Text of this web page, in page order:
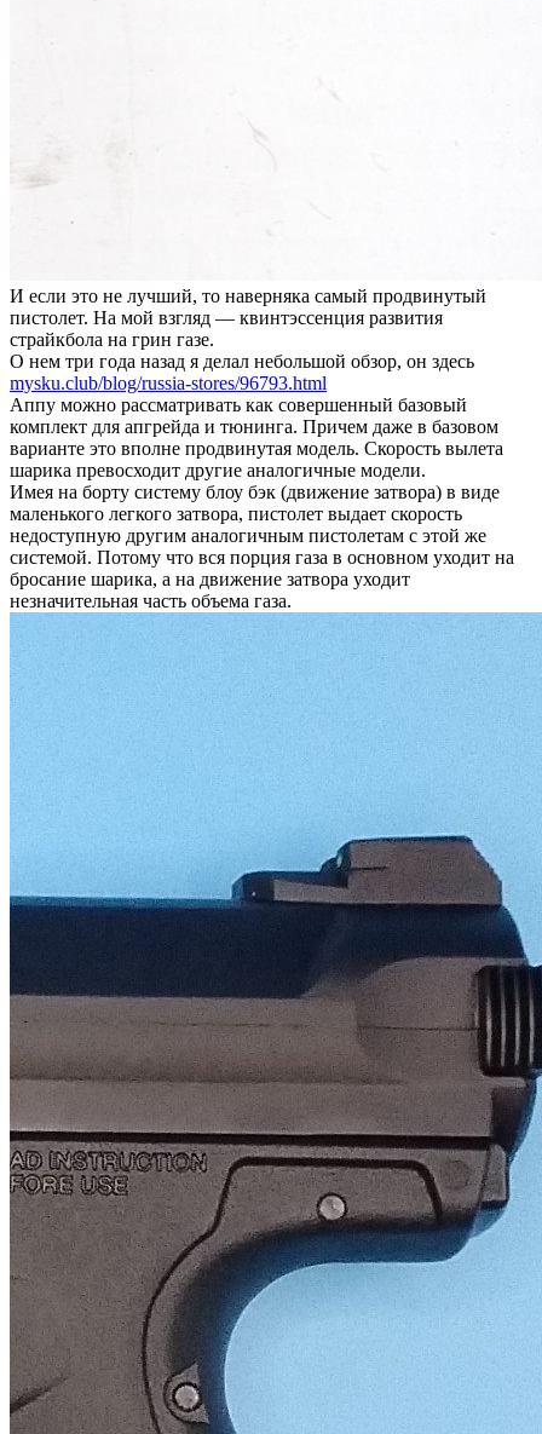
И если это не лучший, то наверняка самый продвинутый
пистолет. На мой взгляд — квинтэссенция развития
страйкбола на грин газе.
О нем три года назад я делал небольшой обзор, он здесь
mysku.club/blog/russia-stores/96793.html
Аппу можно рассматривать как совершенный базовый
комплект для апгрейда и тюнинга. Причем даже в базовом
варианте это вполне продвинутая модель. Скорость вылета
шарика превосходит другие аналогичные модели.
Имея на борту систему блоу бэк (движение затвора) в виде
маленького легкого затвора, пистолет выдает скорость
недоступную другим аналогичным пистолетам с этой же
системой. Потому что вся порция газа в основном уходит на
бросание шарика, а на движение затвора уходит
незначительная часть объема газа.